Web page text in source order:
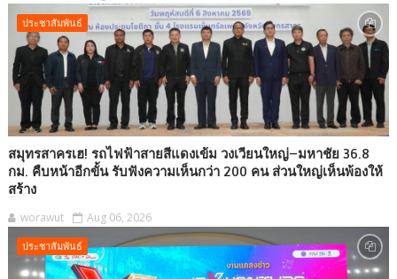
ประชาสัมพันธ์
สมุทรสาครเฮ! รถไฟฟ้าสายสีแดงเข้ม วงเวียนใหญ่–มหาชัย 36.8
กม. คืบหน้าอีกขั้น รับฟังความเห็นกว่า 200 คน ส่วนใหญ่เห็นพ้องให้
สร้าง
worawut Aug 06, 2026
ประชาสัมพันธ์